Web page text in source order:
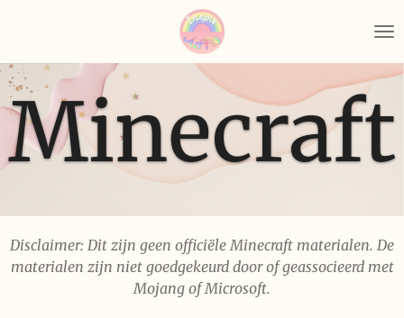
naar
de
hoofdinhoud
Minecraft
Disclaimer: Dit zijn geen officiële Minecraft materialen. De
materialen zijn niet goedgekeurd door of geassocieerd met
Mojang of Microsoft.